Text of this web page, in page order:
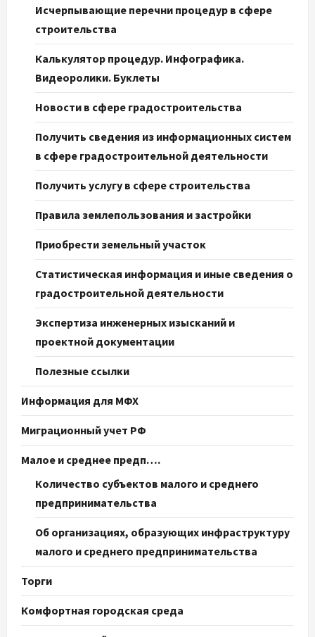
Исчерпывающие перечни процедур в сфере
строительства
Калькулятор процедур. Инфографика.
Видеоролики. Буклеты
Новости в сфере градостроительства
Получить сведения из информационных систем
в сфере градостроительной деятельности
Получить услугу в сфере строительства
Правила землепользования и застройки
Приобрести земельный участок
Статистическая информация и иные сведения о
градостроительной деятельности
Экспертиза инженерных изысканий и
проектной документации
Полезные ссылки
Информация для МФХ
Миграционный учет РФ
Малое и среднее предп….
Количество субъектов малого и среднего
предпринимательства
Об организациях, образующих инфраструктуру
малого и среднего предпринимательства
Торги
Комфортная городская среда